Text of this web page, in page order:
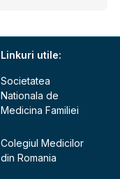
Linkuri utile:
Societatea
Nationala de
Medicina Familiei
Colegiul Medicilor
din Romania